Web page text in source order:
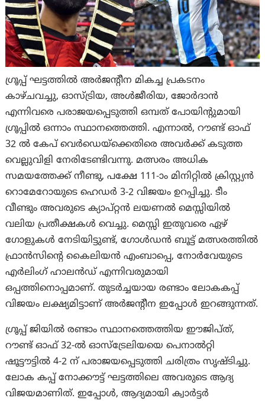
ഗ്രൂപ്പ് ഘട്ടത്തിൽ അർജന്റീന മികച്ച പ്രകടനം
കാഴ്ചവച്ചു, ഓസ്ട്രിയ, അൾജീരിയ, ജോർദാൻ
എന്നിവരെ പരാജയപ്പെടുത്തി ഒമ്പത് പോയിന്റുമായി
ഗ്രൂപ്പിൽ ഒന്നാം സ്ഥാനത്തെത്തി. എന്നാല്‍, റൗണ്ട് ഓഫ്
32 ൽ കേപ് വെർഡെയ്‌ക്കെതിരെ അവർക്ക് കടുത്ത
വെല്ലുവിളി നേരിടേണ്ടിവന്നു. മത്സരം അധിക
സമയത്തേക്ക് നീണ്ടു, പക്ഷേ 111-ാം മിനിറ്റിൽ ക്രിസ്റ്റ്യൻ
റൊമേറോയുടെ ഹെഡർ 3-2 വിജയം ഉറപ്പിച്ചു. ടീം
വീണ്ടും അവരുടെ ക്യാപ്റ്റൻ ലയണൽ മെസ്സിയിൽ
വലിയ പ്രതീക്ഷകൾ വെച്ചു. മെസ്സി ഇതുവരെ ഏഴ്
ഗോളുകൾ നേടിയിട്ടുണ്ട്, ഗോൾഡൻ ബൂട്ട് മത്സരത്തിൽ
ഫ്രാൻസിന്റെ കൈലിയൻ എംബാപ്പെ, നോർവേയുടെ
എർലിംഗ് ഹാലൻഡ് എന്നിവരുമായി
ഒപ്പത്തിനൊപ്പമാണ്. തുടർച്ചയായ രണ്ടാം ലോകകപ്പ്
വിജയം ലക്ഷ്യമിട്ടാണ് അർജന്റീന ഇപ്പോൾ ഇറങ്ങുന്നത്.
ഗ്രൂപ്പ് ജിയിൽ രണ്ടാം സ്ഥാനത്തെത്തിയ ഈജിപ്ത്,
റൗണ്ട് ഓഫ് 32-ൽ ഓസ്ട്രേലിയയെ പെനാൽറ്റി
ഷൂട്ടൗട്ടിൽ 4-2 ന് പരാജയപ്പെടുത്തി ചരിത്രം സൃഷ്ടിച്ചു.
ലോക കപ്പ് നോക്കൗട്ട് ഘട്ടത്തിലെ അവരുടെ ആദ്യ
വിജയമാണിത്. ഇപ്പോൾ, ആദ്യമായി ക്വാർട്ടർ